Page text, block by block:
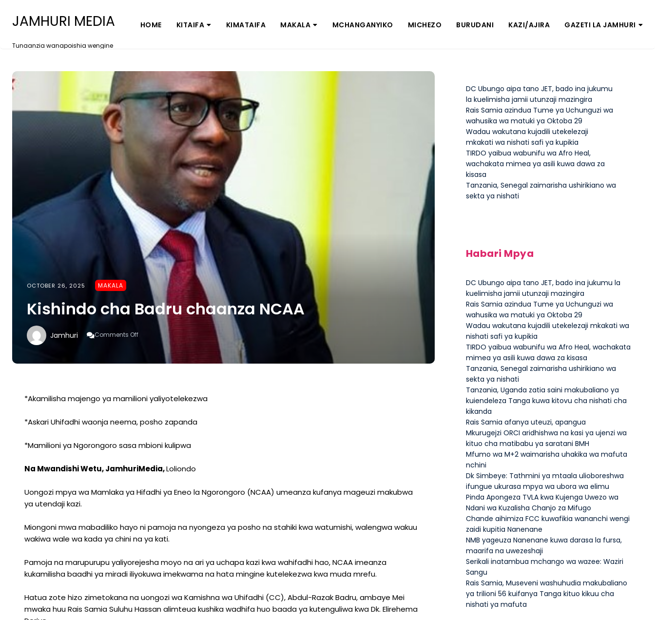
JAMHURI MEDIA
Tunaanzia wanapoishia wengine
HOME KITAIFA KIMATAIFA MAKALA MCHANGANYIKO MICHEZO BURUDANI KAZI/AJIRA GAZETI LA JAMHURI
OCTOBER 26, 2025 MAKALA
Kishindo cha Badru chaanza NCAA
Jamhuri Comments Off
Kishindo
Badru Chaanza NCAA
*Akamilisha majengo ya mamilioni yaliyotelekezwa
*Askari Uhifadhi waonja neema, posho zapanda
*Mamilioni ya Ngorongoro sasa mbioni kulipwa
Na Mwandishi Wetu, JamhuriMedia,Loliondo
Uongozi mpya wa Mamlaka ya Hifadhi ya Eneo la Ngorongoro (NCAA) umeanza kufanya mageuzi makubwa
ya utendaji kazi.
Miongoni mwa mabadiliko hayo ni pamoja na nyongeza ya posho na stahiki kwa watumishi, walengwa wakuu
wakiwa wale wa kada ya chini na ya kati.
Pamoja na marupurupu yaliyorejesha moyo na ari ya uchapa kazi kwa wahifadhi hao, NCAA imeanza
kukamilisha baadhi ya miradi iliyokuwa imekwama na hata mingine kutelekezwa kwa muda mrefu.
Hatua zote hizo zimetokana na uongozi wa Kamishna wa Uhifadhi (CC), Abdul-Razak Badru, ambaye Mei
mwaka huu Rais Samia Suluhu Hassan alimteua kushika wadhifa huo baada ya kutenguliwa kwa Dk. Elirehema
DC Ubungo aipa tano JET, bado ina jukumu
la kuelimisha jamii utunzaji mazingira
Rais Samia azindua Tume ya Uchunguzi wa
wahusika wa matuki ya Oktoba 29
Wadau wakutana kujadili utekelezaji
mkakati wa nishati safi ya kupikia
TIRDO yaibua wabunifu wa Afro Heal,
wachakata mimea ya asili kuwa dawa za
kisasa
Tanzania, Senegal zaimarisha ushirikiano wa
sekta ya nishati
Habari Mpya
DC Ubungo aipa tano JET, bado ina jukumu la
kuelimisha jamii utunzaji mazingira
Rais Samia azindua Tume ya Uchunguzi wa
wahusika wa matuki ya Oktoba 29
Wadau wakutana kujadili utekelezaji mkakati wa
nishati safi ya kupikia
TIRDO yaibua wabunifu wa Afro Heal, wachakata
mimea ya asili kuwa dawa za kisasa
Tanzania, Senegal zaimarisha ushirikiano wa
sekta ya nishati
Tanzania, Uganda zatia saini makubaliano ya
kuiendeleza Tanga kuwa kitovu cha nishati cha
kikanda
Rais Samia afanya uteuzi, apangua
Mkurugejzi ORCI aridhishwa na kasi ya ujenzi wa
kituo cha matibabu ya saratani BMH
Mfumo wa M+2 waimarisha uhakika wa mafuta
nchini
Dk Simbeye: Tathmini ya mtaala ulioboreshwa
ifungue ukurasa mpya wa ubora wa elimu
Pinda Apongeza TVLA kwa Kujenga Uwezo wa
Ndani wa Kuzalisha Chanjo za Mifugo
Chande aihimiza FCC kuwafikia wananchi wengi
zaidi kupitia Nanenane
NMB yageuza Nanenane kuwa darasa la fursa,
maarifa na uwezeshaji
Serikali inatambua mchango wa wazee: Waziri
Sangu
Rais Samia, Museveni washuhudia makubaliano
ya trilioni 56 kuifanya Tanga kituo kikuu cha
nishati ya mafuta